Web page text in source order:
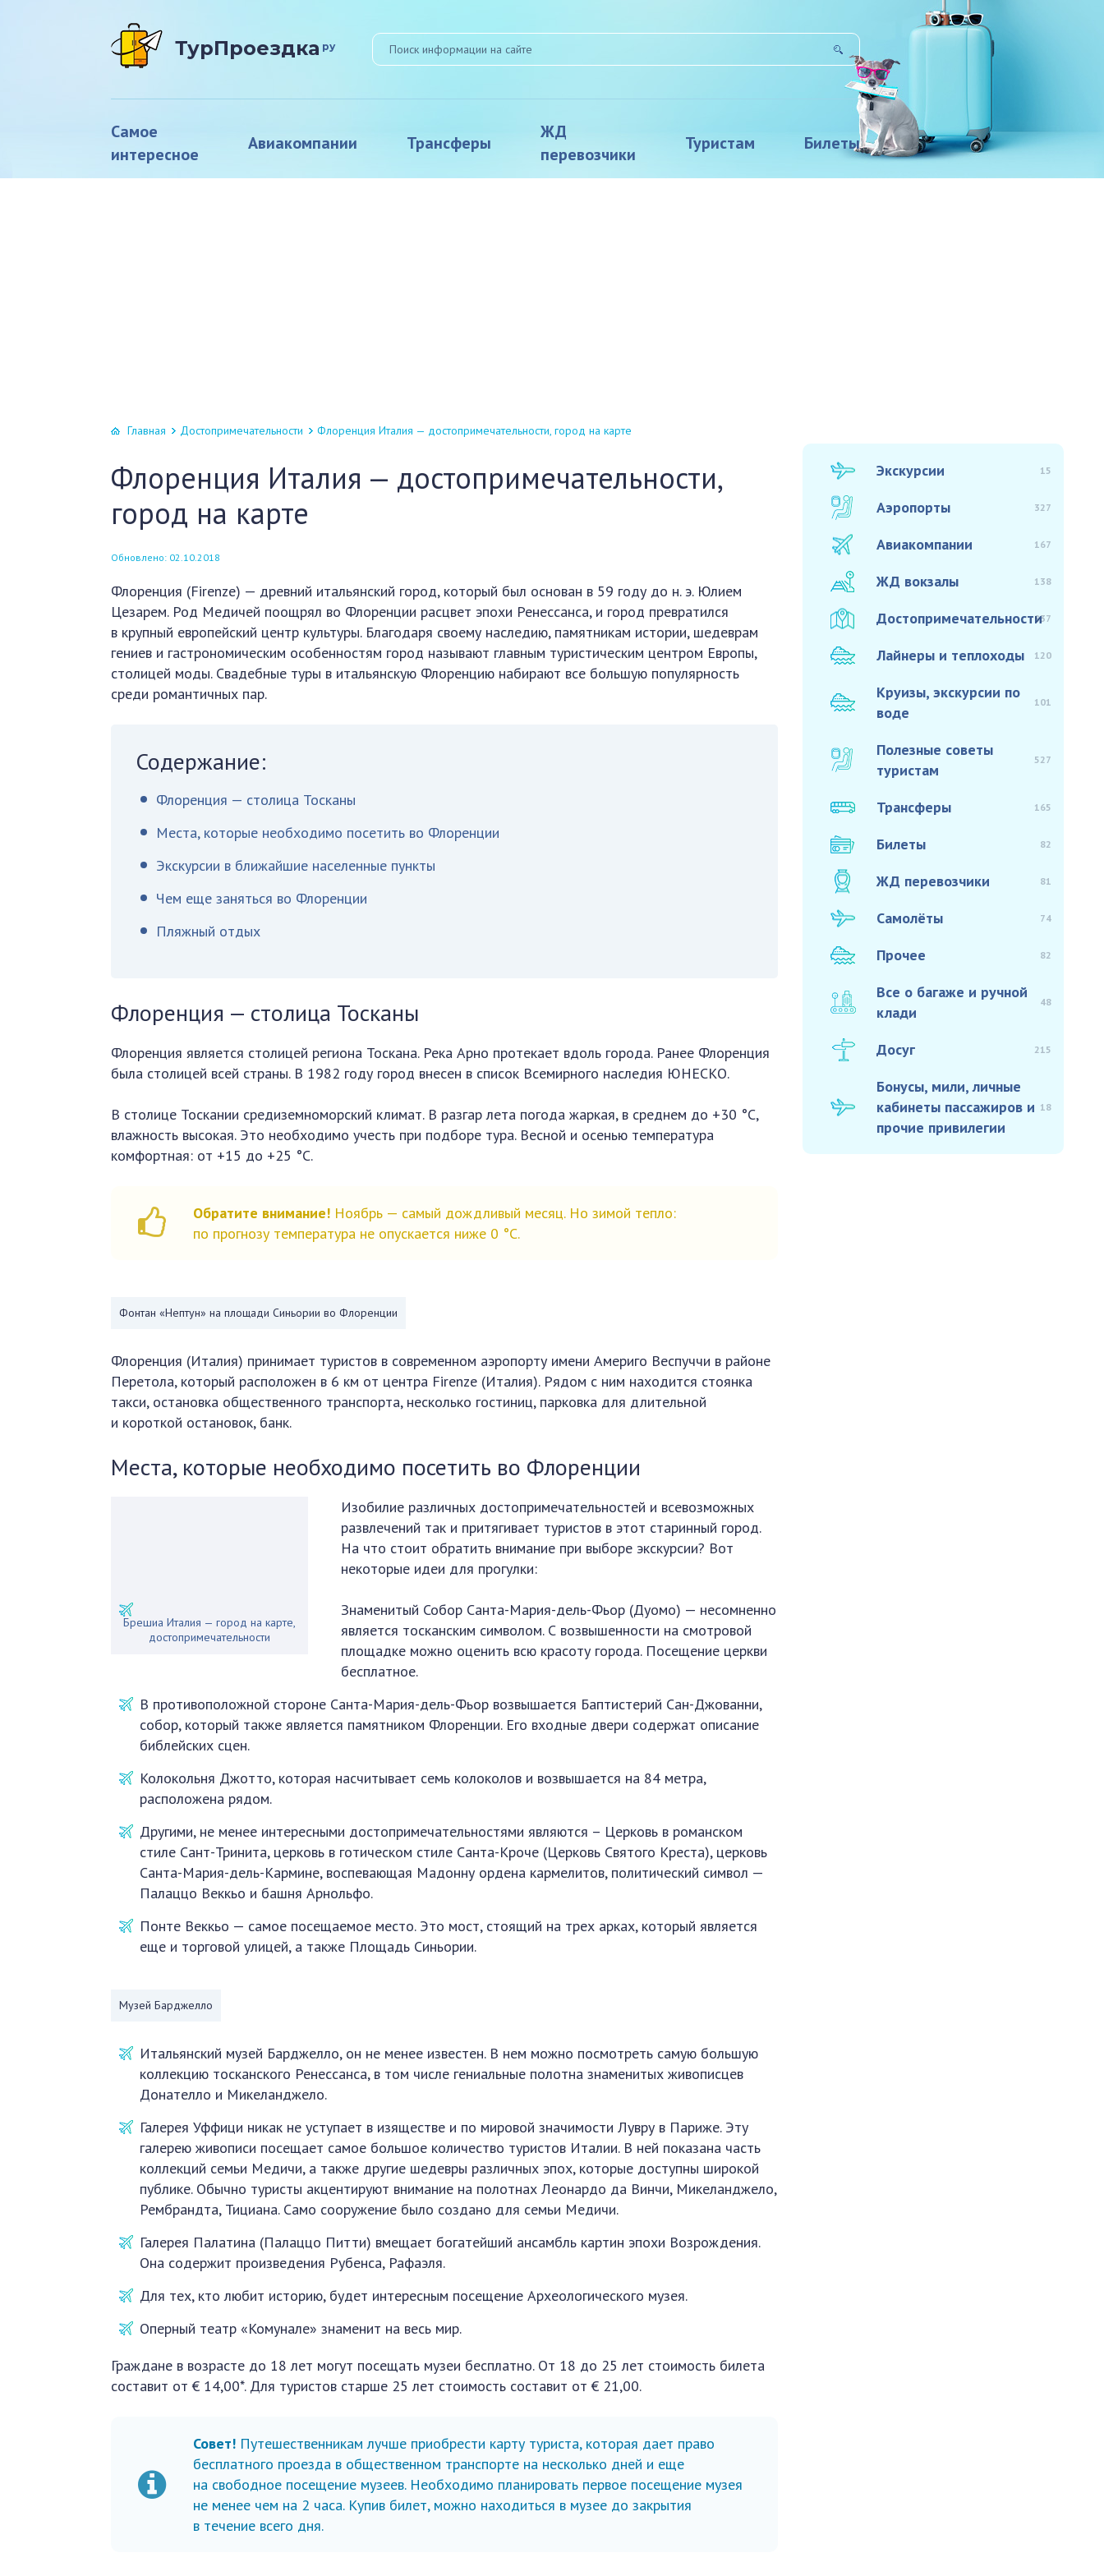
ТурПроездка ру
Самое
интересное
Авиакомпании Трансферы
ЖД
перевозчики
Туристам Билеты
Главная Достопримечательности Флоренция Италия — достопримечательности, город на карте
Флоренция Италия — достопримечательности,
город на карте
Обновлено: 02.10.2018
Флоренция (Firenze) — древний итальянский город, который был основан в 59 году до н. э. Юлием
Цезарем. Род Медичей поощрял во Флоренции расцвет эпохи Ренессанса, и город превратился
в крупный европейский центр культуры. Благодаря своему наследию, памятникам истории, шедеврам
гениев и гастрономическим особенностям город называют главным туристическим центром Европы,
столицей моды. Свадебные туры в итальянскую Флоренцию набирают все большую популярность
среди романтичных пар.
Содержание:
Флоренция — столица Тосканы
Места, которые необходимо посетить во Флоренции
Экскурсии в ближайшие населенные пункты
Чем еще заняться во Флоренции
Пляжный отдых
Флоренция — столица Тосканы
Флоренция является столицей региона Тоскана. Река Арно протекает вдоль города. Ранее Флоренция
была столицей всей страны. В 1982 году город внесен в список Всемирного наследия ЮНЕСКО.
В столице Тоскании средиземноморский климат. В разгар лета погода жаркая, в среднем до +30 °С,
влажность высокая. Это необходимо учесть при подборе тура. Весной и осенью температура
комфортная: от +15 до +25 °С.
Обратите внимание! Ноябрь — самый дождливый месяц. Но зимой тепло:
по прогнозу температура не опускается ниже 0 °С.
Фонтан «Нептун» на площади Синьории во Флоренции
Флоренция (Италия) принимает туристов в современном аэропорту имени Америго Веспуччи в районе
Перетола, который расположен в 6 км от центра Firenze (Италия). Рядом с ним находится стоянка
такси, остановка общественного транспорта, несколько гостиниц, парковка для длительной
и короткой остановок, банк.
Места, которые необходимо посетить во Флоренции
Брешиа Италия — город на карте,
достопримечательности
Изобилие различных достопримечательностей и всевозможных
развлечений так и притягивает туристов в этот старинный город.
На что стоит обратить внимание при выборе экскурсии? Вот
некоторые идеи для прогулки:
Знаменитый Собор Санта-Мария-дель-Фьор (Дуомо) — несомненно
является тосканским символом. С возвышенности на смотровой
площадке можно оценить всю красоту города. Посещение церкви
бесплатное.
В противоположной стороне Санта-Мария-дель-Фьор возвышается Баптистерий Сан-Джованни,
собор, который также является памятником Флоренции. Его входные двери содержат описание
библейских сцен.
Колокольня Джотто, которая насчитывает семь колоколов и возвышается на 84 метра,
расположена рядом.
Другими, не менее интересными достопримечательностями являются – Церковь в романском
стиле Сант-Тринита, церковь в готическом стиле Санта-Кроче (Церковь Святого Креста), церковь
Санта-Мария-дель-Кармине, воспевающая Мадонну ордена кармелитов, политический символ —
Палаццо Веккьо и башня Арнольфо.
Понте Веккьо — самое посещаемое место. Это мост, стоящий на трех арках, который является
еще и торговой улицей, а также Площадь Синьории.
Музей Барджелло
Итальянский музей Барджелло, он не менее известен. В нем можно посмотреть самую большую
коллекцию тосканского Ренессанса, в том числе гениальные полотна знаменитых живописцев
Донателло и Микеланджело.
Галерея Уффици никак не уступает в изяществе и по мировой значимости Лувру в Париже. Эту
галерею живописи посещает самое большое количество туристов Италии. В ней показана часть
коллекций семьи Медичи, а также другие шедевры различных эпох, которые доступны широкой
публике. Обычно туристы акцентируют внимание на полотнах Леонардо да Винчи, Микеланджело,
Рембрандта, Тициана. Само сооружение было создано для семьи Медичи.
Галерея Палатина (Палаццо Питти) вмещает богатейший ансамбль картин эпохи Возрождения.
Она содержит произведения Рубенса, Рафаэля.
Для тех, кто любит историю, будет интересным посещение Археологического музея.
Оперный театр «Комунале» знаменит на весь мир.
Граждане в возрасте до 18 лет могут посещать музеи бесплатно. От 18 до 25 лет стоимость билета
составит от € 14,00*. Для туристов старше 25 лет стоимость составит от € 21,00.
Совет! Путешественникам лучше приобрести карту туриста, которая дает право
бесплатного проезда в общественном транспорте на несколько дней и еще
на свободное посещение музеев. Необходимо планировать первое посещение музея
не менее чем на 2 часа. Купив билет, можно находиться в музее до закрытия
в течение всего дня.
Экскурсии 15
Аэропорты 327
Авиакомпании 167
ЖД вокзалы 138
Достопримечательности937
Лайнеры и теплоходы 120
Круизы, экскурсии по
воде
101
Полезные советы
туристам
527
Трансферы 165
Билеты 82
ЖД перевозчики 81
Самолёты 74
Прочее 82
Все о багаже и ручной
клади
48
Досуг 215
Бонусы, мили, личные
кабинеты пассажиров и
прочие привилегии
18